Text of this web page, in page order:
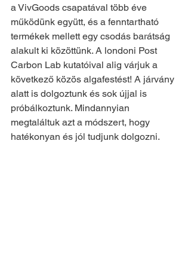
a VivGoods csapatával több éve
működünk együtt, és a fenntartható
termékek mellett egy csodás barátság
alakult ki közöttünk. A londoni Post
Carbon Lab kutatóival alig várjuk a
következő közös algafestést! A járvány
alatt is dolgoztunk és sok újjal is
próbálkoztunk. Mindannyian
megtaláltuk azt a módszert, hogy
hatékonyan és jól tudjunk dolgozni.